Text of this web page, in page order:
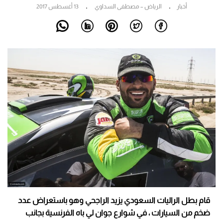
أخبار الرياض – مصطفى السداوي 13 أغسطس 2017
قام بطل الراليات السعودي يزيد الراجحي وهو باستعراض عدد
ضخم من السيارات،في شوارع جوان لي باه الفرنسية بجانب